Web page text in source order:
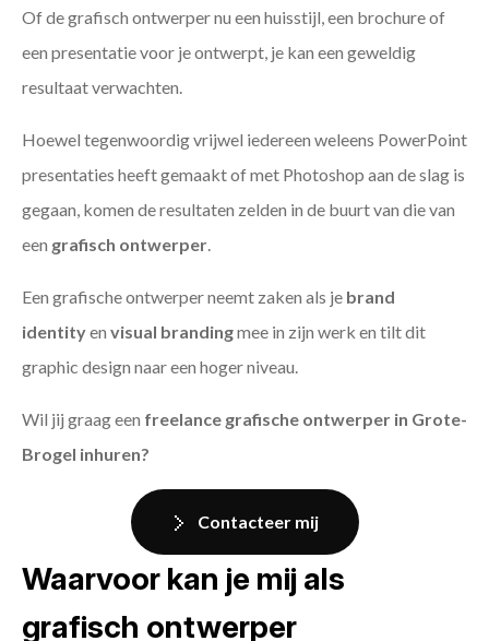
Of de grafisch ontwerper nu een huisstijl, een brochure of
een presentatie voor je ontwerpt, je kan een geweldig
resultaat verwachten.
Hoewel tegenwoordig vrijwel iedereen weleens PowerPoint
presentaties heeft gemaakt of met Photoshop aan de slag is
gegaan, komen de resultaten zelden in de buurt van die van
een grafisch ontwerper
Een grafische ontwerper neemt zaken als je brand
identityen visual brandingmee in zijn werk en tilt dit
graphic design naar een hoger niveau.
Wil jij graag een freelance grafische ontwerper in Grote-
Brogel inhuren?
Contacteer mij
Waarvoor kan je mij als
grafisch ontwerper